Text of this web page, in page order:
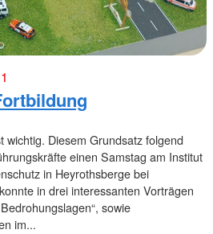
wichtig. Diesem Grundsatz folgend
einen Samstag am Institut
in Heyrothsberge bei
in drei interessanten Vorträgen
sowie
im...